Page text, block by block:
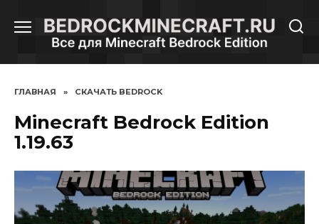
содержанию
ГЛАВНАЯ » СКАЧАТЬ BEDROCK
Minecraft Bedrock Edition
1.19.63